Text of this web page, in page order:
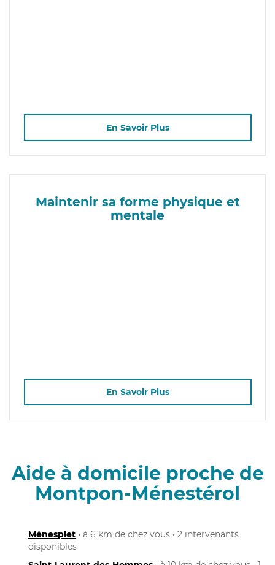
En Savoir Plus
Maintenir sa forme physique et
mentale
En Savoir Plus
Aide à domicile proche de
Montpon-Ménestérol
Ménesplet • à 6 km de chez vous • 2 intervenants
disponibles